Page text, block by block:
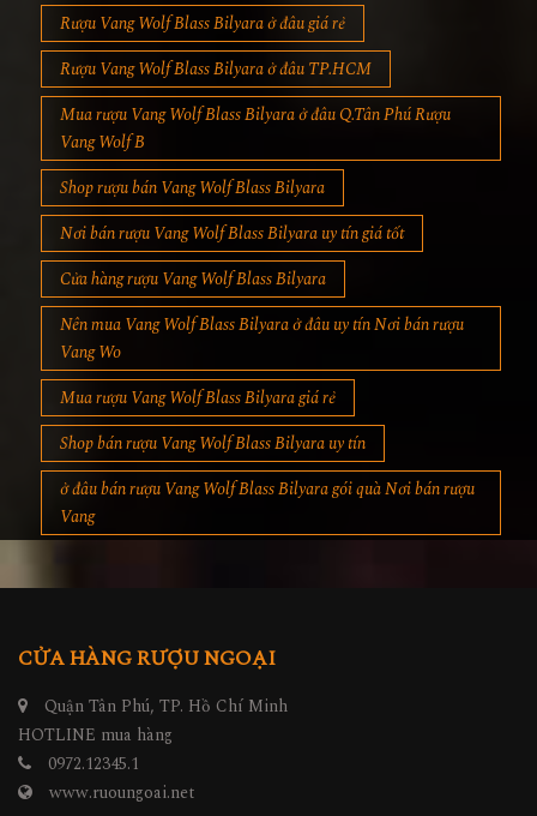
Rượu Vang Wolf Blass Bilyara ở đâu giá rẻ
Rượu Vang Wolf Blass Bilyara ở đâu TP.HCM
Mua rượu Vang Wolf Blass Bilyara ở đâu Q.Tân Phú Rượu
Vang Wolf B
Shop rượu bán Vang Wolf Blass Bilyara
Nơi bán rượu Vang Wolf Blass Bilyara uy tín giá tốt
Cửa hàng rượu Vang Wolf Blass Bilyara
Nên mua Vang Wolf Blass Bilyara ở đâu uy tín Nơi bán rượu
Vang Wo
Mua rượu Vang Wolf Blass Bilyara giá rẻ
Shop bán rượu Vang Wolf Blass Bilyara uy tín
ở đâu bán rượu Vang Wolf Blass Bilyara gói quà Nơi bán rượu
Vang
CỬA HÀNG RƯỢU NGOẠI
Quận Tân Phú, TP. Hồ Chí Minh
HOTLINE mua hàng
0972.12345.1
www.ruoungoai.net